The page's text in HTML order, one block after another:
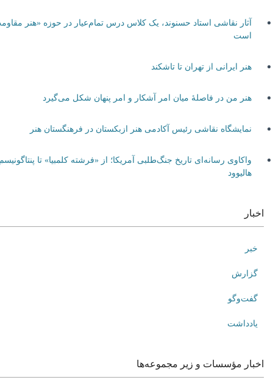
آثار نقاشی استاد حسنوند، یک کلاس درس تمام‌عیار در حوزه «هنر
است
هنر ایرانی از تهران تا تاشکند
هنر من در فاصلۀ میان امر آشکار و امر پنهان شکل می‌گیرد
نمایشگاه نقاشی رئیس آکادمی هنر ازبکستان در فرهنگستان هنر
واکاوی رسانه‌ای تاریخ جنگ‌طلبی آمریکا؛ از «فرشته کلمبیا» تا پنتاگونیسم
هالیوود
اخبار
خبر
گزارش
گفت‌وگو
یادداشت
اخبار مؤسسات و زیر مجموعه‌ها